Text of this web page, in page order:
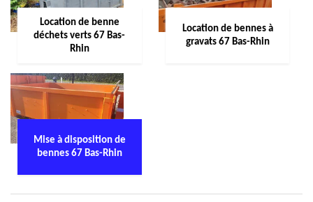
Location de benne
déchets verts 67 Bas-
Rhin
Location de bennes à
gravats 67 Bas-Rhin
Mise à disposition de
bennes 67 Bas-Rhin